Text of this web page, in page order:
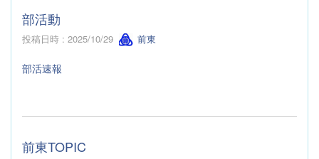
部活動
投稿日時 : 2025/10/29 前東
部活速報
前東TOPIC